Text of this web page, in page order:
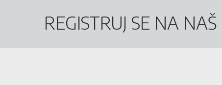
REGISTRUJ SE NA NAŠ